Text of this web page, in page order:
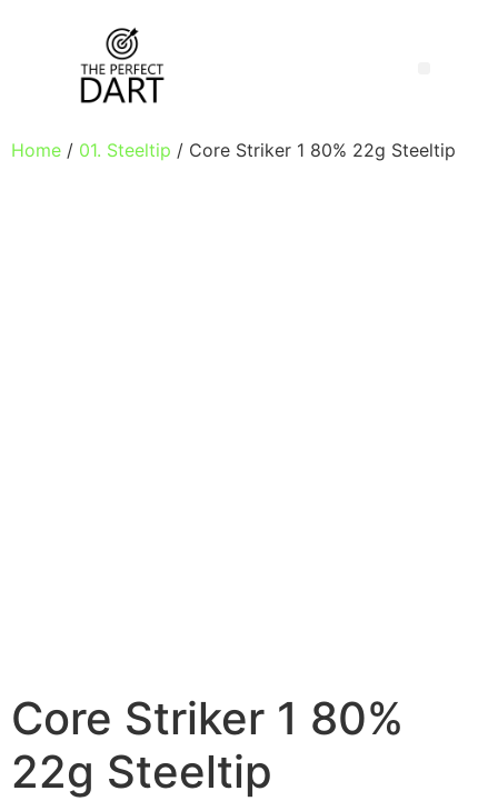
Home / 01. Steeltip / Core Striker 1 80% 22g Steeltip
Core Striker 1 80%
22g Steeltip